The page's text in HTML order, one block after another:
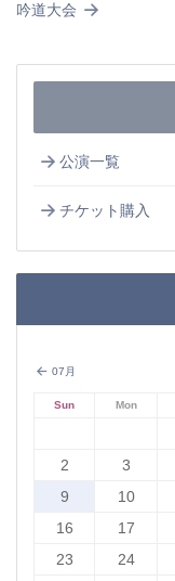
吟道大会
公演一覧
チケット購入
07月
Sun Mon
2
3
9
10
16
17
23
24